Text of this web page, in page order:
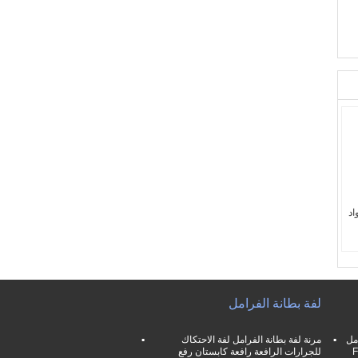
لفة بطانة الفرامل
مرنة لفة بطانة الفرامل لفة الاحتكاك
للجرارات الرافعة رافعة كابستان رفع